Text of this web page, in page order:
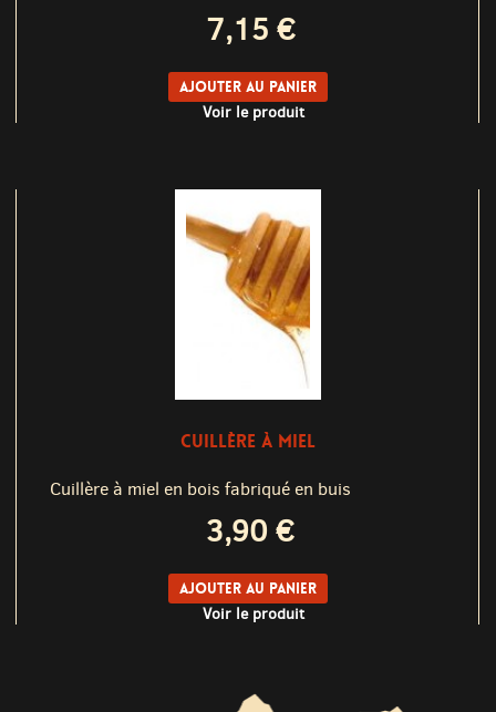
7,15 €
Ajouter au panier
Voir le produit
CUILLÈRE À MIEL
Cuillère à miel en bois fabriqué en buis
3,90 €
Ajouter au panier
Voir le produit